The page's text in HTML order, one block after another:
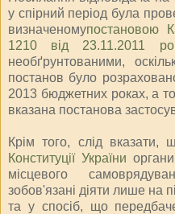
у спірний період була
визначеномупостановою
1210 від 23.11.2011
необґрунтованими,
постанов було
2013 бюджетних роках, а
вказана постанова
Крім того, слід вказати,
Конституції України
місцевого
зобов'язані діяти лише на
та у спосіб, що